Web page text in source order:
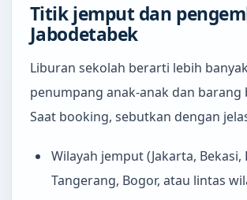
Titik jemput dan
Jabodetabek
Liburan sekolah berarti lebih
penumpang anak-anak dan barang
Saat booking, sebutkan dengan
Wilayah jemput (Jakarta, Bekasi,
Tangerang, Bogor, atau lintas